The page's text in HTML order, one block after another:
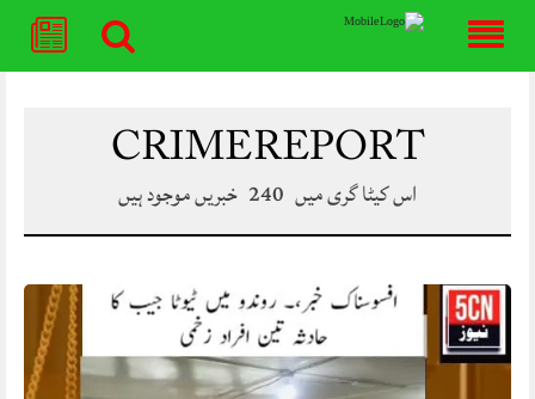
CRIME REPORT
اس کیٹا گری میں 240 خبریں موجود ہیں